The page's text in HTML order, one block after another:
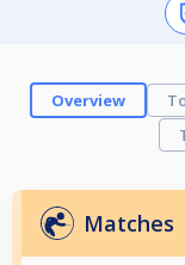
Overview
Matches